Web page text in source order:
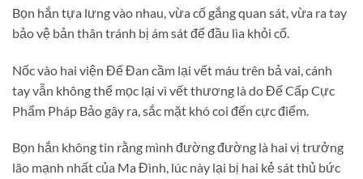
Bọn hắn tựa lưng vào nhau, vừa cố gắng quan sát, vừa ra tay
bảo vệ bản thân tránh bị ám sát để đầu lìa khỏi cổ.
Nốc vào hai viện Đế Đan cầm lại vết máu trên bả vai, cánh
tay vẫn không thể mọc lại vì vết thương là do Đế Cấp Cực
Phẩm Pháp Bảo gây ra, sắc mặt khó coi đến cực điểm.
Bọn hắn không tin rằng mình đường đường là hai vị trưởng
lão mạnh nhất của Ma Đình, lúc này lại bị hai kẻ sát thủ bức